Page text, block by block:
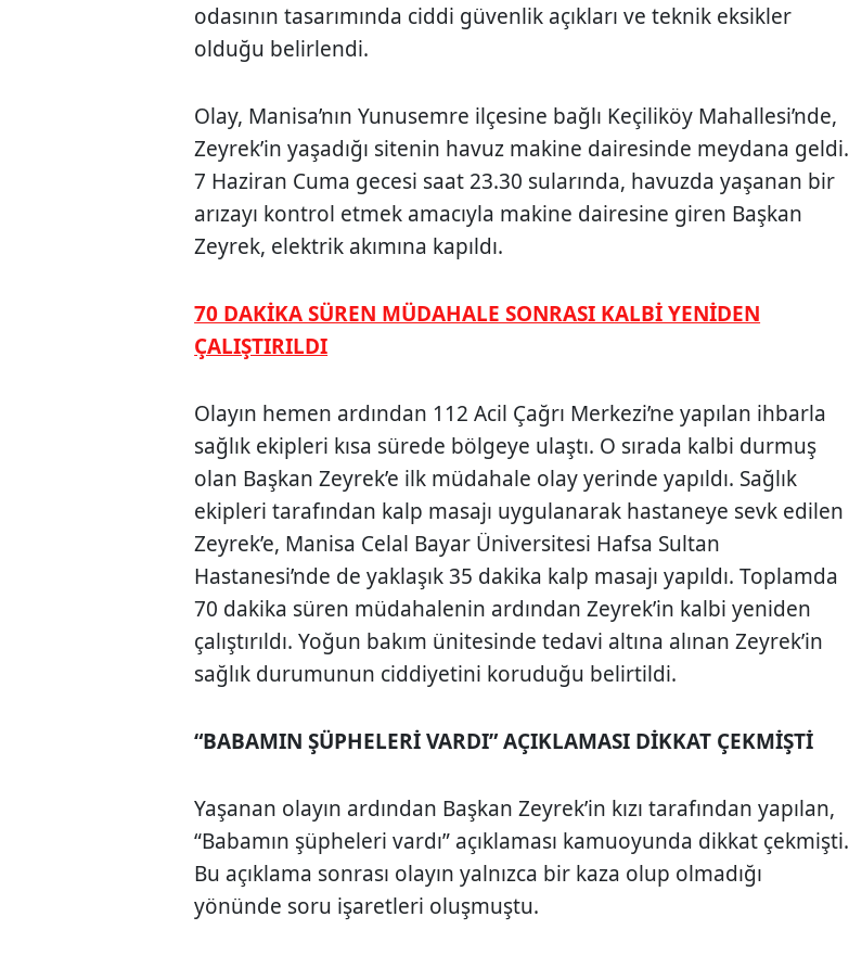
odasının tasarımında ciddi güvenlik açıkları ve teknik eksikler
olduğu belirlendi.
Olay, Manisa’nın Yunusemre ilçesine bağlı Keçiliköy Mahallesi’nde,
Zeyrek’in yaşadığı sitenin havuz makine dairesinde meydana geldi.
7 Haziran Cuma gecesi saat 23.30 sularında, havuzda yaşanan bir
arızayı kontrol etmek amacıyla makine dairesine giren Başkan
Zeyrek, elektrik akımına kapıldı.
70 DAKİKA SÜREN MÜDAHALE SONRASI KALBİ YENİDEN
ÇALIŞTIRILDI
Olayın hemen ardından 112 Acil Çağrı Merkezi’ne yapılan ihbarla
sağlık ekipleri kısa sürede bölgeye ulaştı. O sırada kalbi durmuş
olan Başkan Zeyrek’e ilk müdahale olay yerinde yapıldı. Sağlık
ekipleri tarafından kalp masajı uygulanarak hastaneye sevk edilen
Zeyrek’e, Manisa Celal Bayar Üniversitesi Hafsa Sultan
Hastanesi’nde de yaklaşık 35 dakika kalp masajı yapıldı. Toplamda
70 dakika süren müdahalenin ardından Zeyrek’in kalbi yeniden
çalıştırıldı. Yoğun bakım ünitesinde tedavi altına alınan Zeyrek’in
sağlık durumunun ciddiyetini koruduğu belirtildi.
“BABAMIN ŞÜPHELERİ VARDI” AÇIKLAMASI DİKKAT ÇEKMİŞTİ
Yaşanan olayın ardından Başkan Zeyrek’in kızı tarafından yapılan,
“Babamın şüpheleri vardı” açıklaması kamuoyunda dikkat çekmişti.
Bu açıklama sonrası olayın yalnızca bir kaza olup olmadığı
yönünde soru işaretleri oluşmuştu.